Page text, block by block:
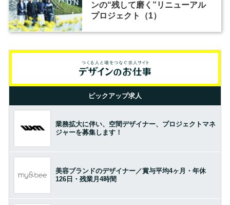
ンの“残して磨く”リニューアル
プロジェクト（1）
ピックアップ求人
業務拡大に伴い、空間デザイナー、プロジェクトマネ
ジャーを募集します！
美容ブランドのデザイナー／賞与平均4ヶ月・年休
126日・残業月4時間